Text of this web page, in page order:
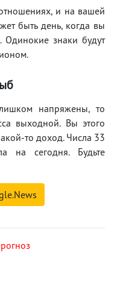
и на вашей
быть день, когда вы
Одинокие знаки будут
напряжены, то
выходной. Вы этого
то доход. Числа 33
на сегодня. Будьте